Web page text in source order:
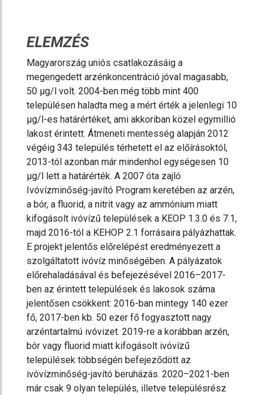
ELEMZÉS
Magyarország uniós csatlakozásáig a
megengedett arzénkoncentráció jóval magasabb,
50 µg/l volt. 2004-ben még több mint 400
településen haladta meg a mért érték a jelenlegi 10
µg/l-es határértéket, ami akkoriban közel egymillió
lakost érintett. Átmeneti mentesség alapján 2012
végéig 343 település térhetett el az előírásoktól,
2013-tól azonban már mindenhol egységesen 10
µg/l lett a határérték. A 2007 óta zajló
Ivóvízminőség-javító Program keretében az arzén,
a bór, a fluorid, a nitrit vagy az ammónium miatt
kifogásolt ivóvízű települések a KEOP 1.3.0 és 7.1,
majd 2016-tól a KEHOP 2.1 forrásaira pályázhattak.
E projekt jelentős előrelépést eredményezett a
szolgáltatott ivóvíz minőségében. A pályázatok
előrehaladásával és befejezésével 2016–2017-
ben az érintett települések és lakosok száma
jelentősen csökkent: 2016-ban mintegy 140 ezer
fő, 2017-ben kb. 50 ezer fő fogyasztott nagy
arzéntartalmú ivóvizet. 2019-re a korábban arzén,
bór vagy fluorid miatt kifogásolt ivóvízű
települések többségén befejeződött az
ivóvízminőség-javító beruházás. 2020–2021-ben
már csak 9 olyan település, illetve településrész